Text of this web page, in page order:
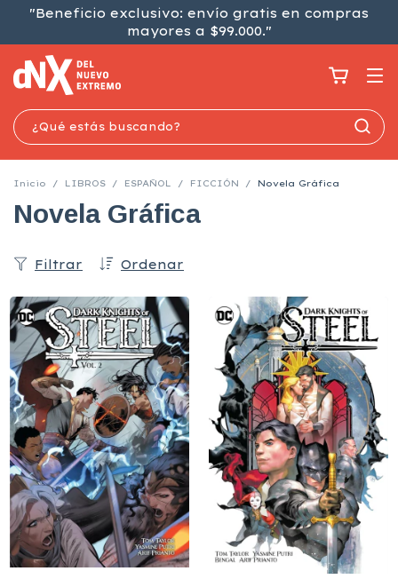
"Beneficio exclusivo: envío gratis en compras
mayores a $99.000."
Inicio / LIBROS / ESPAÑOL / FICCIÓN / Novela Gráfica
Novela Gráfica
Ordenar
Filtrar